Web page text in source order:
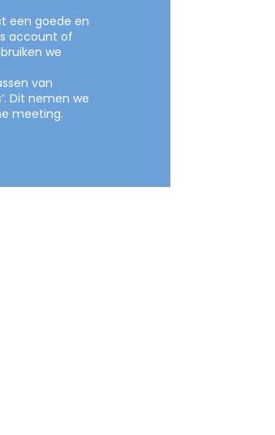
een goede en
account of
we
van
Dit nemen we
meeting.